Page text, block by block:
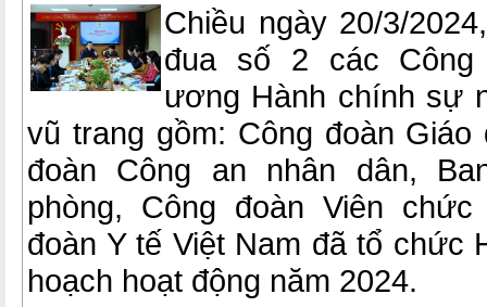
Chiều ngày 20/3/
đua số 2 các Công
ương Hành chính sự
vũ trang gồm: Công đoàn Giáo
đoàn Công an nhân dân,
phòng, Công đoàn Viên
đoàn Y tế Việt Nam đã tổ chức
hoạch hoạt động năm 2024.